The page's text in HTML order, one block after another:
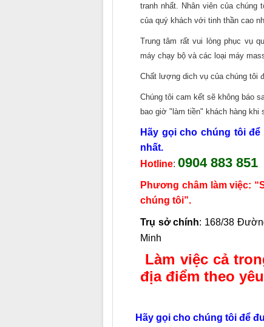
tranh nhất. Nhân viên của
của quý khách với tinh thần cao
Trung tâm rất vui lòng phục vụ
máy chạy bộ và các loại máy
Chất lượng dich vụ của chúng tôi
Chúng tôi cam kết sẽ không báo
bao giờ "làm tiền" khách hàng khi
Hãy gọi cho chúng tôi
nhất.
Hotline: 0904 883 851
Phương châm làm việc:
chúng tôi”.
Trụ sở chính: 168/38
Minh
Làm việc cả
địa điểm theo
Hãy gọi cho chúng tôi để